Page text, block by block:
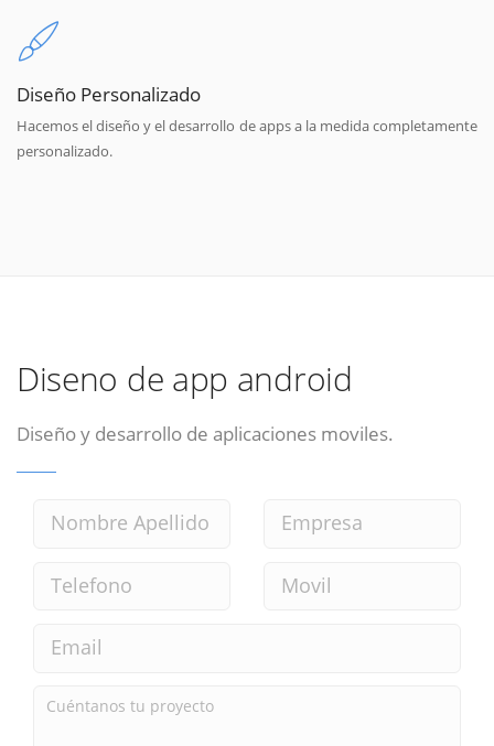
Diseño Personalizado
Hacemos el diseño y el desarrollo de apps a la medida completamente
personalizado.
Diseno de app android
Diseño y desarrollo de aplicaciones moviles.